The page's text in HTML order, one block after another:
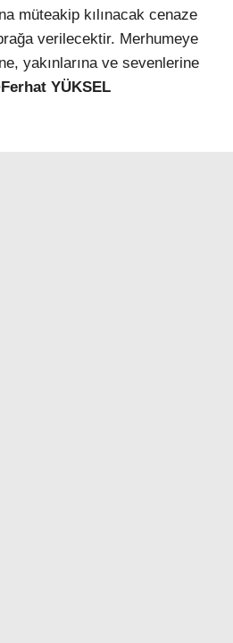
müteakip kılınacak cenaze
verilecektir. Merhumeye
yakınlarına ve sevenlerine
YÜKSEL